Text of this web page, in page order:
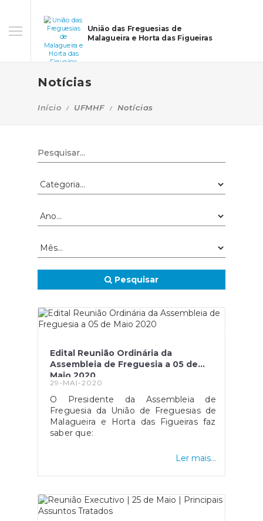
União das Freguesias de
Malagueira e Horta das Figueiras
Notícias
Início UFMHF Notícias
Pesquisar
Edital Reunião Ordinária da
Assembleia de Freguesia a 05 de
Maio 2020
29-MAI-2020
O Presidente da Assembleia de
Freguesia da União de Freguesias de
Malagueira e Horta das Figueiras faz
saber que:
Ler mais...